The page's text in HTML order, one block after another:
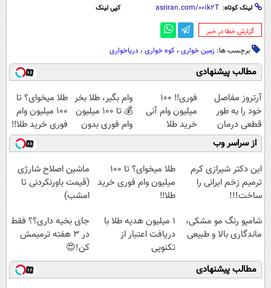
لینک کوتاه: کپی لینک
‌گزارش خطا در خبر
برچسب ها: زمین خواری ، کوه خواری ، دریاخواری
مطالب پیشنهادی
آرتروز مفاصل
خود را به طور
قطعی درمان
کنید!
◗پرسش‌نامه◖
فوری‼️ 100
میلیون وام آنی
خرید طلا
وام بگیر، طلا بخر
💰 تا 100 میلیون
وام فوری بدون
ضامن
طلا میخوای؟ تا
100 میلیون وام
فوری خرید طلا‼️
از سراسر وب
این دکتر شیرازی کرم
ترمیم زخم ایرانی را
ساخت!!!
طلا میخوای؟ تا 100
میلیون وام فوری خرید
طلا‼️
ماشین اصلاح شارژی
(قیمت باورنکردنی تا
امشب)
شامپو رنگ مو مشکی،
ماندگاری بالا و طبیعی
1 میلیون هدیه طلا با
دریافت اعتبار از
تکنوپی
جای بخیه داری؟؟ فقط
در 3 هفته ترمیمش
کن!😍
مطالب پیشنهادی